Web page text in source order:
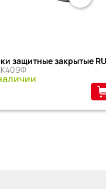
защитные закрытые